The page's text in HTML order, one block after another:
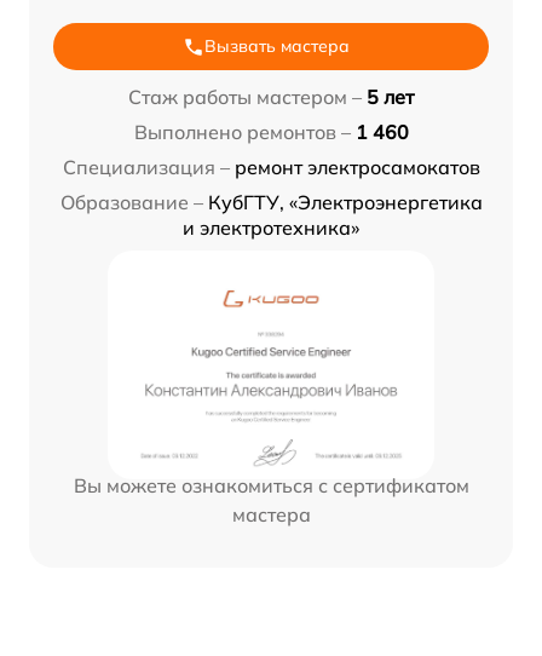
Вызвать мастера
Стаж работы мастером – 5 лет
Выполнено ремонтов – 1 460
Специализация – ремонт электросамокатов
Образование – КубГТУ, «Электроэнергетика
и электротехника»
Вы можете ознакомиться с сертификатом
мастера